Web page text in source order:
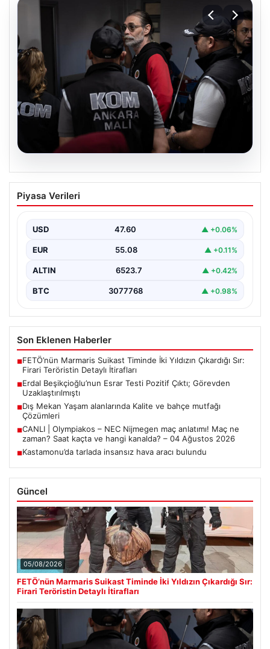
05.08.2026
Erdal Beşikçioğlu’nun Esrar Testi Pozitif
Çıktı; Görevden Uzaklaştırılmıştı
rüşvet operasyonu kapsamında tutuklanan Belediye
Başkanı Erdal Beşikçioğlu’nun…
Piyasa Verileri
USD 47.60 ▲ +0.06%
EUR 55.08 ▲ +0.11%
ALTIN 6523.7 ▲ +0.42%
BTC 3077768 ▲ +0.98%
Son Eklenen Haberler
■FETÖ’nün Marmaris Suikast Timinde İki Yıldızın Çıkardığı Sır:
Firari Teröristin Detaylı İtirafları
■Erdal Beşikçioğlu’nun Esrar Testi Pozitif Çıktı; Görevden
Uzaklaştırılmıştı
■Dış Mekan Yaşam alanlarında Kalite ve bahçe mutfağı
Çözümleri
■CANLI | Olympiakos – NEC Nijmegen maç anlatımı! Maç ne
zaman? Saat kaçta ve hangi kanalda? – 04 Ağustos 2026
■Kastamonu’da tarlada insansız hava aracı bulundu
Güncel
05/08/2026
FETÖ’nün Marmaris Suikast Timinde İki Yıldızın Çıkardığı Sır:
Firari Teröristin Detaylı İtirafları